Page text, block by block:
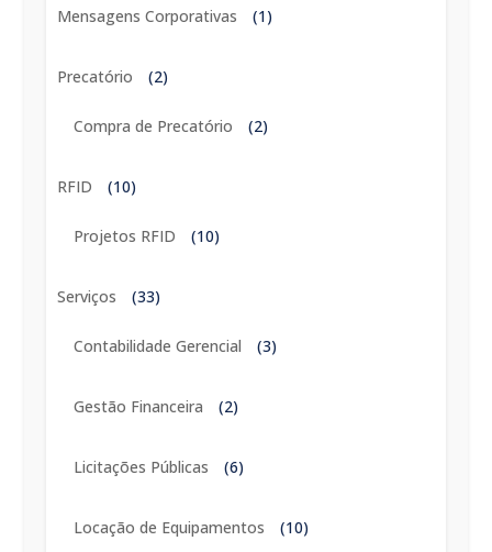
Mensagens Corporativas (1)
Precatório (2)
Compra de Precatório (2)
RFID (10)
Projetos RFID (10)
Serviços (33)
Contabilidade Gerencial (3)
Gestão Financeira (2)
Licitações Públicas (6)
Locação de Equipamentos (10)